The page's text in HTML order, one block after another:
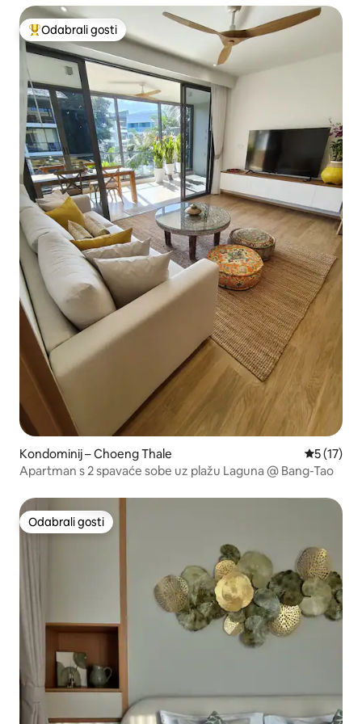
Među najviše rangiranima s oznakom „Odabrali gosti”
Odabrali gosti
Kondominij – Choeng Thale Prosječna
5 (17)
Apartman s 2 spavaće sobe uz plažu Laguna @ Bang-Tao
Odabrali gosti
Odabrali gosti